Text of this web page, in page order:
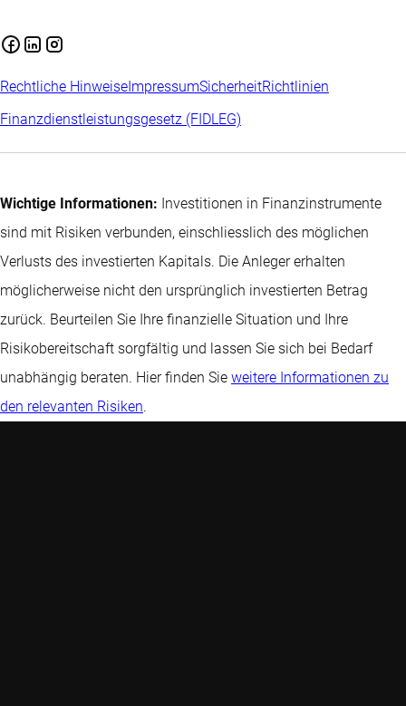
Rechtliche HinweiseImpressumSicherheitRichtlinien
Finanzdienstleistungsgesetz (FIDLEG)
Wichtige Informationen: Investitionen in Finanzinstrumente
sind mit Risiken verbunden, einschliesslich des möglichen
Verlusts des investierten Kapitals. Die Anleger erhalten
möglicherweise nicht den ursprünglich investierten Betrag
zurück. Beurteilen Sie Ihre finanzielle Situation und Ihre
Risikobereitschaft sorgfältig und lassen Sie sich bei Bedarf
unabhängig beraten. Hier finden Sie weitere Informationen zu
den relevanten Risiken.